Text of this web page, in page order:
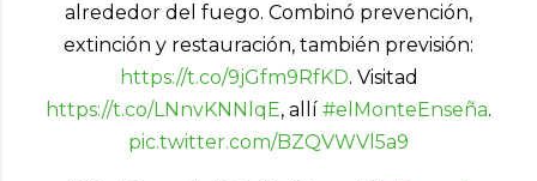
alrededor del fuego. Combinó prevención,
extinción y restauración, también previsión:
https://t.co/9jGfm9RfKD. Visitad
https://t.co/LNnvKNNlqE, allí #elMonteEnseña.
pic.twitter.com/BZQVWVl5a9